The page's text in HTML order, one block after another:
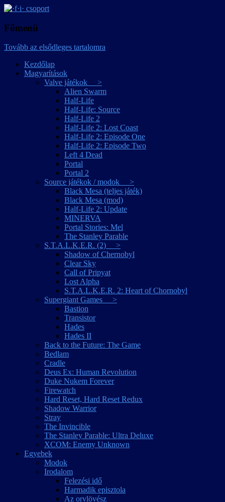
·f·i· csoport
Főmenü
Tovább az elsődleges tartalomra
Kezdőlap
Magyarítások
Valve játékok >
Alien Swarm
Half-Life
Half-Life: Source
Half-Life 2
Half-Life 2: Lost Coast
Half-Life 2: Episode One
Half-Life 2: Episode Two
Left 4 Dead
Portal
Portal 2
Source játékok / modok >
Black Mesa (teljes játék)
Black Mesa (mod)
Half-Life 2: Update
MINERVA
Portal Stories: Mel
The Stanley Parable
S.T.A.L.K.E.R. (2) >
Shadow of Chernobyl
Clear Sky
Call of Pripyat
Lost Alpha
S.T.A.L.K.E.R. 2: Heart of Chornobyl
Supergiant Games >
Bastion
Transistor
Hades
Hades II
Back to the Future: The Game
Bedlam
Cradle
Deus Ex: Human Revolution
Duke Nukem Forever
Firewatch
Hard Reset, Hard Reset Redux
Shadow Warrior
Stray
The Invincible
The Stanley Parable: Ultra Deluxe
XCOM: Enemy Unknown
Egyebek
Modok
Irodalom
Felezési idő
Harmadik episztola
Az orvlövész